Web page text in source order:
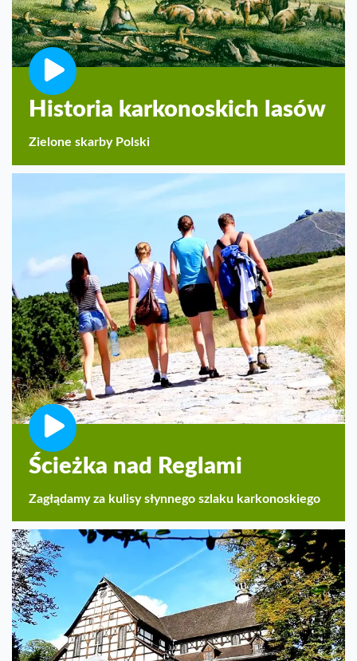
Historia karkonoskich lasów
Zielone skarby Polski
Ścieżka nad Reglami
Zagłądamy za kulisy słynnego szlaku karkonoskiego